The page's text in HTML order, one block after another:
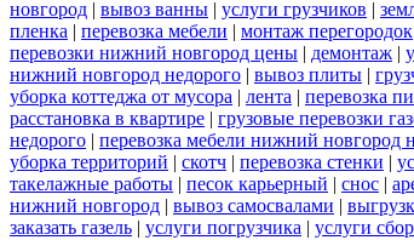
новгород | вывоз ванны | услуги грузчиков |
пленка | перевозка мебели | монтаж перегородок
перевозки нижний новгород цены | демонтаж |
нижний новгород недорого | вывоз плиты |
уборка коттеджа от мусора | лента | перевозка
расстановка в квартире | грузовые перевозки
недорого | перевозка мебели нижний новгород
уборка территорий | скотч | перевозка стенки |
такелажные работы | песок карьерный | снос |
нижний новгород | вывоз самосвалами |
заказать газель | услуги погрузчика | услуги